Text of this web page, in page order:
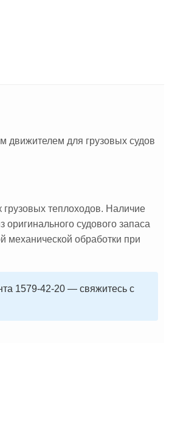
движителем для грузовых судов
теплоходов. Наличие
судового запаса
механической обработки при
1579-42-20 — свяжитесь с